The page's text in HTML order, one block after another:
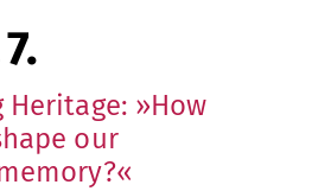
7
Heritage: »How
our